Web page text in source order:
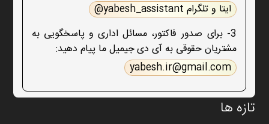
ایتا و تلگرام yabesh_assistant@
3- برای صدور فاکتور، مسائل اداری و پاسخگویی به
مشتریان حقوقی به آی دی جیمیل ما پیام دهید:
yabesh.ir@gmail.com
تازه ها